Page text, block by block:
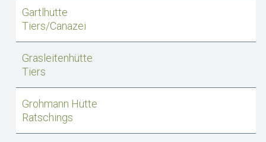
Gartlhütte
Tiers/Canazei
Grasleitenhütte
Tiers
Grohmann Hütte
Ratschings